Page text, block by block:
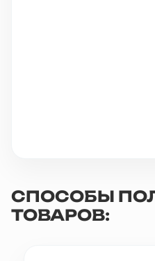
СПОСОБЫ
ТОВАРОВ: